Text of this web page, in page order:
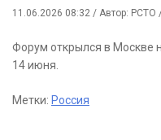
11.06.2026 08:32 / Автор: РСТО
Форум открылся в Москве
14 июня.
Метки: Россия